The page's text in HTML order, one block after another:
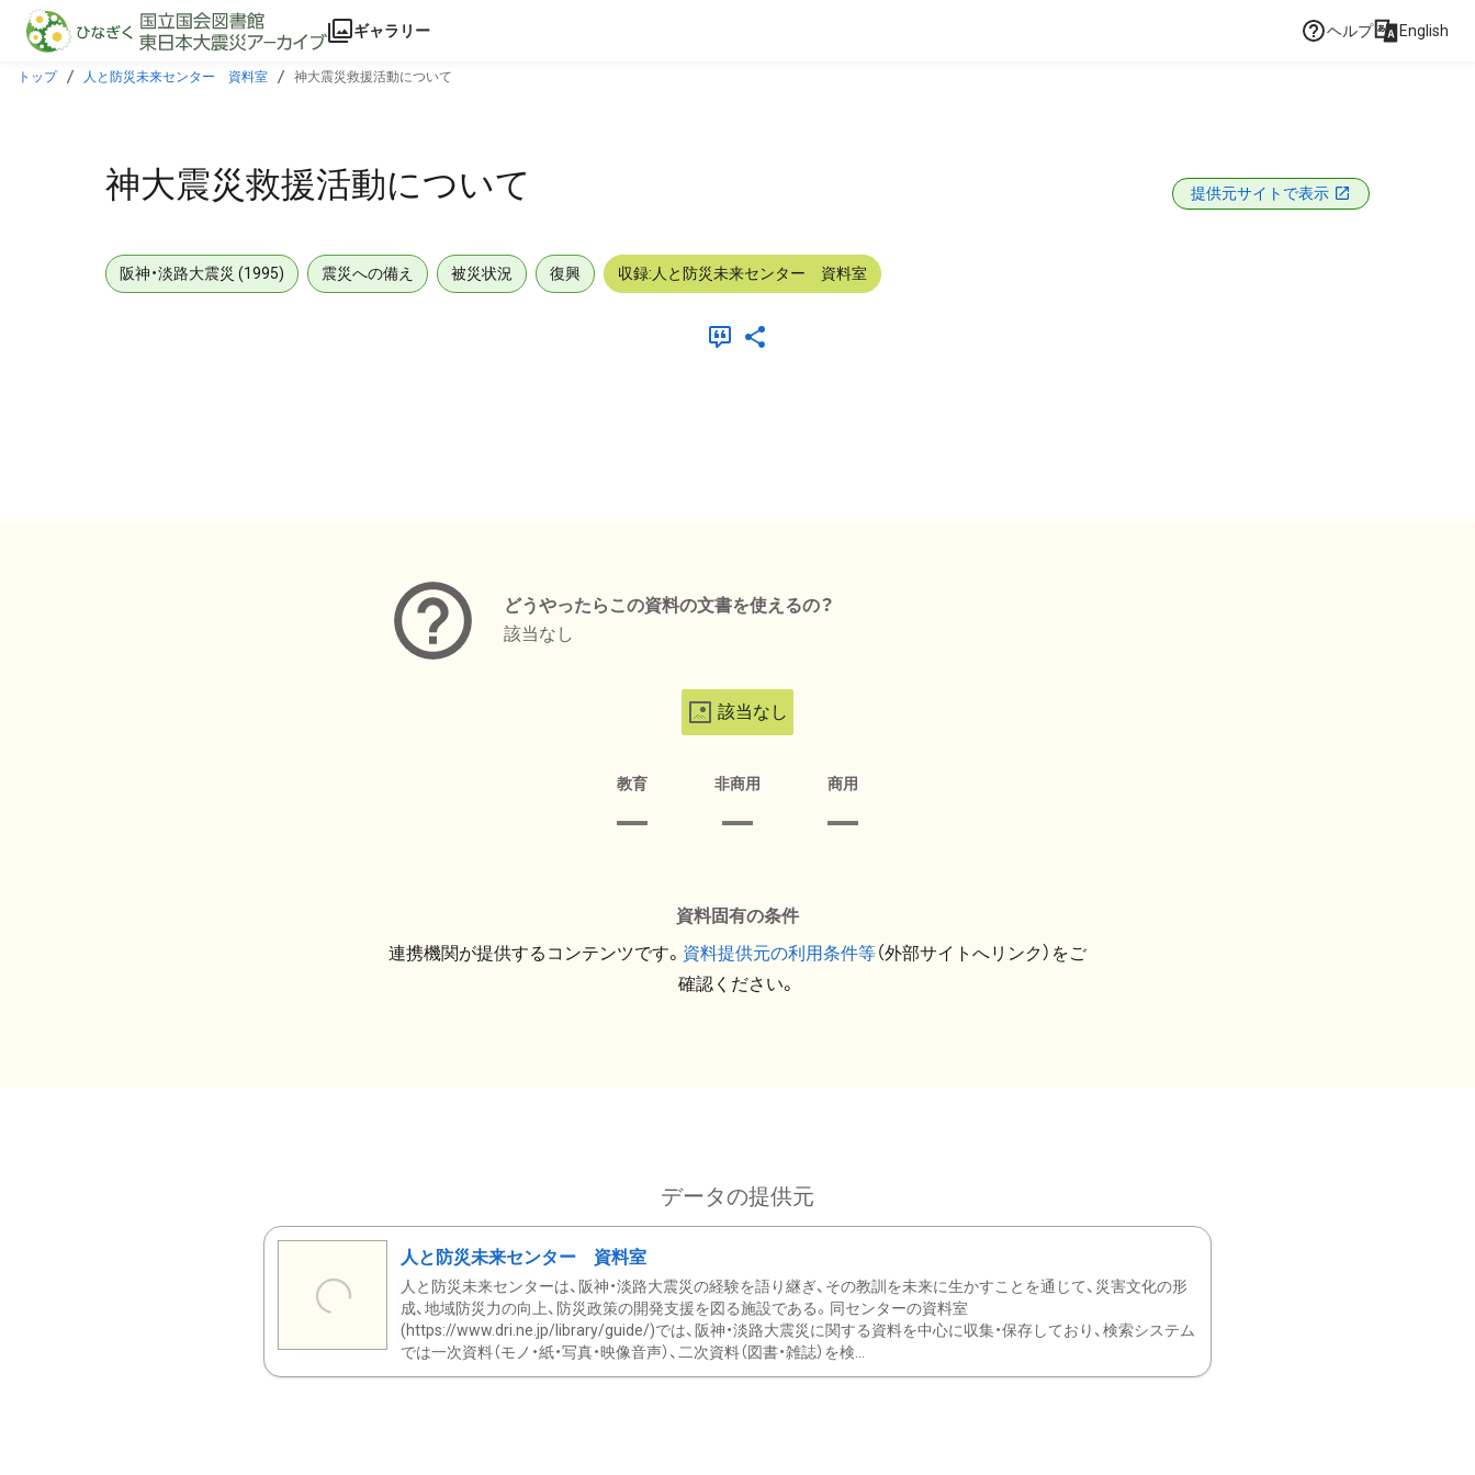
本文に飛ぶ
ギャラリー ヘルプ English
トップ 人と防災未来センター 資料室 神大震災救援活動について
神大震災救援活動について 提供元サイトで表示
阪神・淡路大震災 (1995) 震災への備え 被災状況 復興 収録:人と防災未来センター 資料室
どうやったらこの資料の文書を使えるの？
該当なし
該当なし
教育 非商用 商用
資料固有の条件
連携機関が提供するコンテンツです。 資料提供元の利用条件等（外部サイトへリンク）をご
確認ください。
データの提供元
人と防災未来センター 資料室
人と防災未来センターは、阪神・淡路大震災の経験を語り継ぎ、その教訓を未来に生かすことを通じて、災害文化の形
成、地域防災力の向上、防災政策の開発支援を図る施設である。同センターの資料室
(https://www.dri.ne.jp/library/guide/)では、阪神・淡路大震災に関する資料を中心に収集・保存しており、検索システム
では一次資料（モノ・紙・写真・映像音声）、二次資料（図書・雑誌）を検...